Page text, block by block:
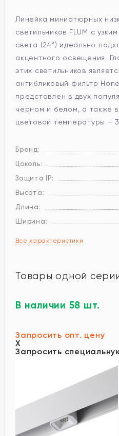
Линейка миниатюрных
светильников FLUM с
света (24°) идеально
акцентного освещения.
этих светильников
антибликовый фильтр
представлен в двух
черном и белом, а также в
цветовой температуры –
Бренд:
Цоколь:
Защита IP:
Высота:
Длина:
Ширина:
Все характеристики
Товары одной
В наличии 58 шт.
Запросить опт. цену
X
Запросить